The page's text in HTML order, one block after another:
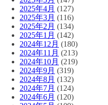
2025年4月 (127)
2025年3月 (116)
2025年2月 (134)
2025年1月 (142)
2024年12月 (180)
2024年11月 (213)
2024年10月 (219)
2024年9月 (319)
2024年8月 (132)
2024年7月 (124)
2024年6月 (120)